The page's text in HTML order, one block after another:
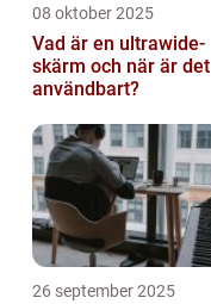
08 oktober 2025
Vad är en ultrawide-
skärm och när är det
användbart?
26 september 2025